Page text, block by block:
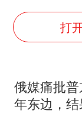
打
俄媒痛批
年东边，结